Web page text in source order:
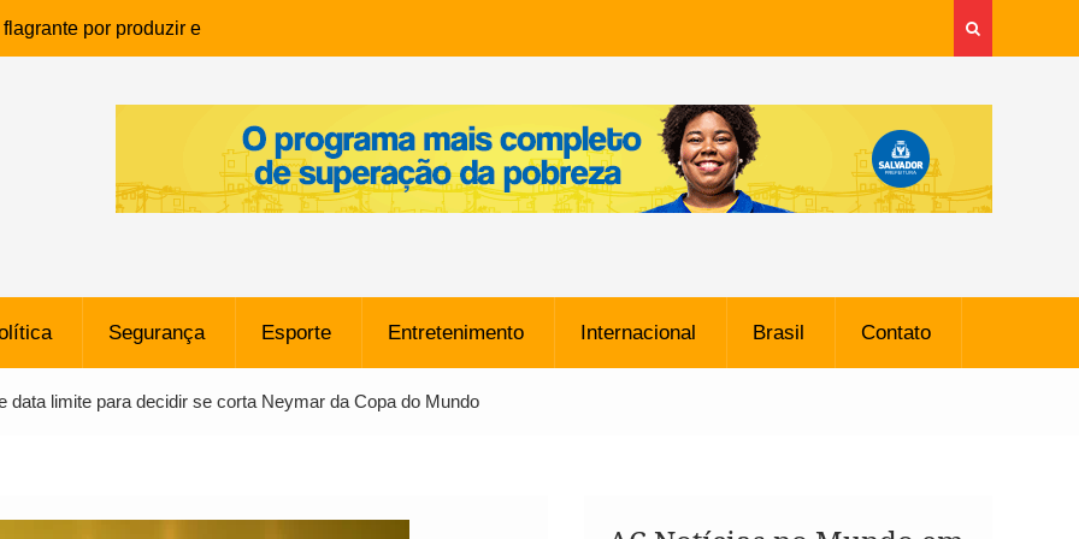
por produzir e
infantil em Eunápolis
morreu após ataque
sem restrições e pode
o Vasco
SpaceX Colide com a Lua
Metros, Afirma a Nasa
Segurança Esporte Entretenimento Internacional Brasil Contato
data limite para decidir se corta Neymar da Copa do Mundo